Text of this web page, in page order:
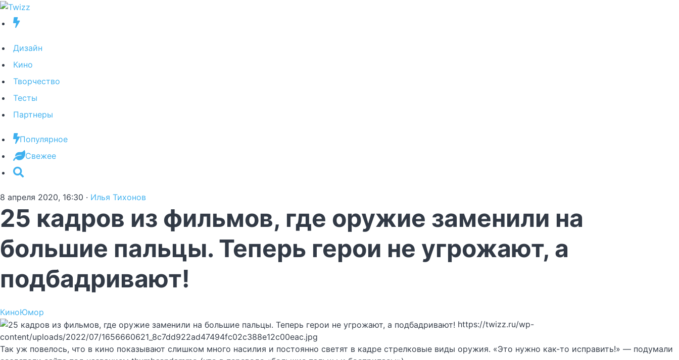
Дизайн
Кино
Творчество
Тесты
Партнеры
Популярное
Свежее
8 апреля 2020, 16:30 · Илья Тихонов
25 кадров из фильмов, где оружие заменили на
большие пальцы. Теперь герои не угрожают, а
подбадривают!
КиноЮмор
https://twizz.ru/wp-
content/uploads/2022/07/1656660621_8c7dd922ad47494fc02c388e12c00eac.jpg
Так уж повелось, что в кино показывают слишком много насилия и постоянно светят в кадре стрелковые виды оружия. «Это нужно как-то исправить!» — подумали